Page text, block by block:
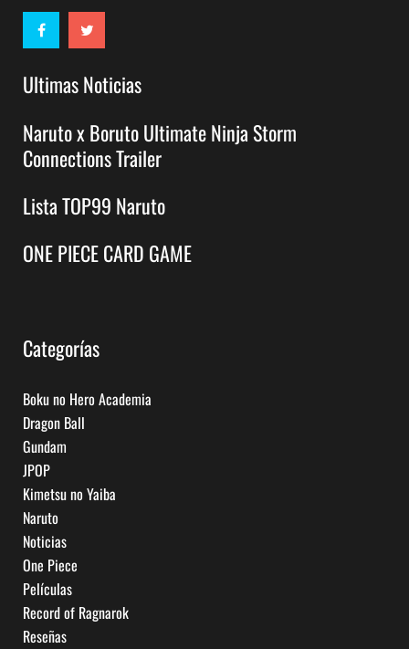
Ultimas Noticias
Naruto x Boruto Ultimate Ninja Storm
Connections Trailer
Lista TOP99 Naruto
ONE PIECE CARD GAME
Categorías
Boku no Hero Academia
Dragon Ball
Gundam
JPOP
Kimetsu no Yaiba
Naruto
Noticias
One Piece
Películas
Record of Ragnarok
Reseñas